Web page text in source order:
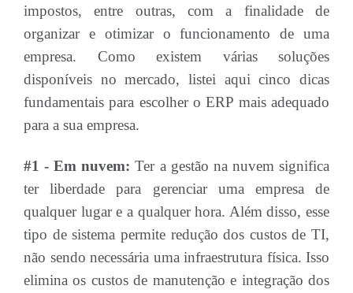
impostos, entre outras, com a finalidade de
organizar e otimizar o funcionamento de uma
empresa. Como existem várias soluções
disponíveis no mercado, listei aqui cinco dicas
fundamentais para escolher o ERP mais adequado
para a sua empresa.
#1 - Em nuvem: Ter a gestão na nuvem significa
ter liberdade para gerenciar uma empresa de
qualquer lugar e a qualquer hora. Além disso, esse
tipo de sistema permite redução dos custos de TI,
não sendo necessária uma infraestrutura física. Isso
elimina os custos de manutenção e integração dos